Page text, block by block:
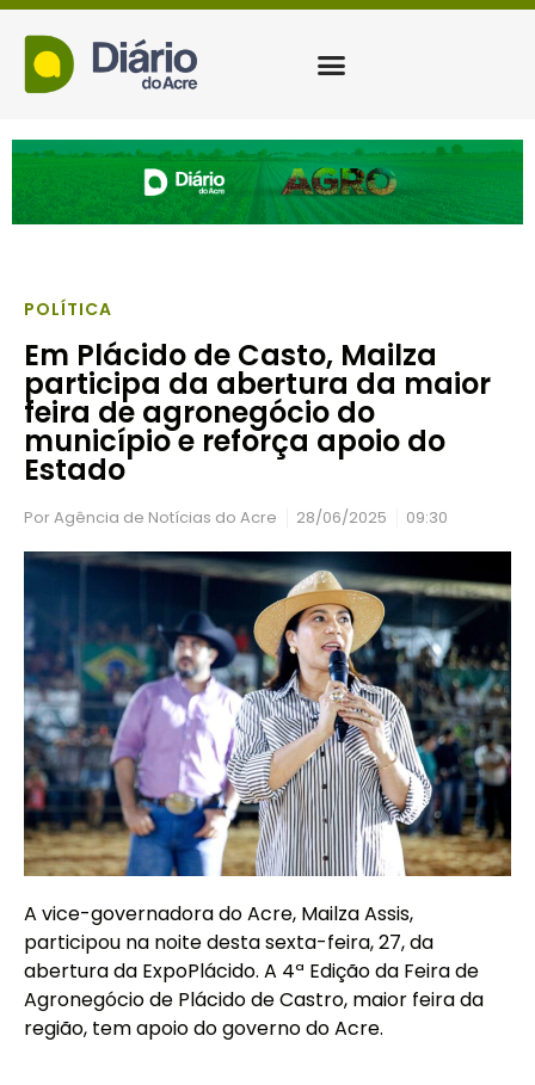
POLÍTICA
Em Plácido de Casto, Mailza
participa da abertura da maior
feira de agronegócio do
município e reforça apoio do
Estado
PorAgência de Notícias do Acre 28/06/2025 09:30
A vice-governadora do Acre, Mailza Assis,
participou na noite desta sexta-feira, 27, da
abertura da ExpoPlácido. A 4ª Edição da Feira de
Agronegócio de Plácido de Castro, maior feira da
região, tem apoio do governo do Acre.